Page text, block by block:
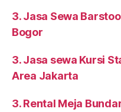
3. Jasa Sewa
Bogor
3. Jasa sewa Kursi
Area Jakarta
3. Rental Meja